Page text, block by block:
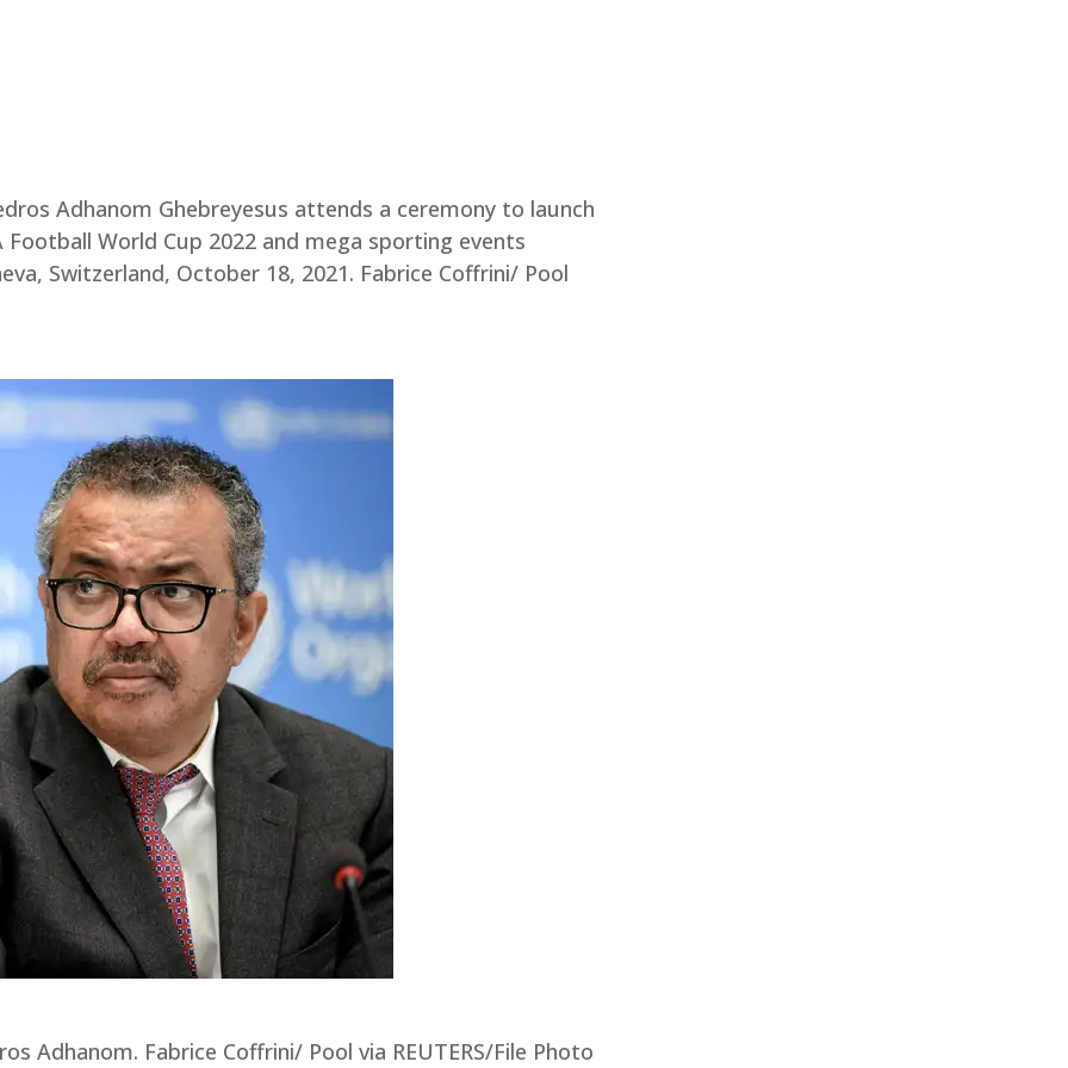
Adhanom. Fabrice Coffrini/ Pool via REUTERS/File Photo